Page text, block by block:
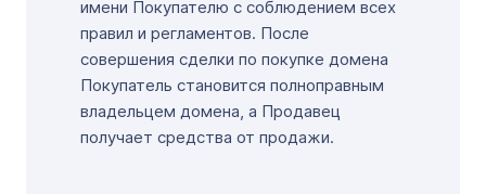
имени Покупателю с соблюдением всех
правил и регламентов. После
совершения сделки по покупке домена
Покупатель становится полноправным
владельцем домена, а Продавец
получает средства от продажи.